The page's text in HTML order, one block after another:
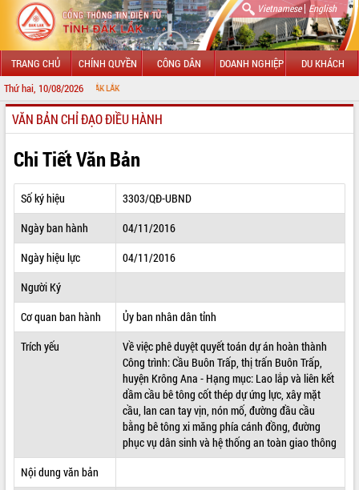
Vietnamese| English
TRANG CHỦ CHÍNH QUYỀN CÔNG DÂN DOANH NGHIỆP DU KHÁCH
Thứ hai, 10/08/2026
GIỚI THIỆU
LÃNH ĐẠO UBND TỈNH
TIN TỨC SỰ KIỆN
SỞ, BAN, NGÀNH
THÔNG TIN CHỈ ĐẠO ĐIỀU HÀNH
HỆ THỐNG VĂN BẢN
VĂN BẢN HĐND TỈNH
VĂN BẢN CHỈ ĐẠO ĐIỀU HÀNH
Chi Tiết Văn Bản
Số ký hiệu
3303/QĐ-UBND
Ngày ban hành
04/11/2016
Ngày hiệu lực
04/11/2016
Người Ký
Cơ quan ban hành
Ủy ban nhân dân tỉnh
Trích yếu
Về việc phê duyệt quyết toán dự án hoàn thành
Công trình: Cầu Buôn Trấp, thị trấn Buôn Trấp,
huyện Krông Ana - Hạng mục: Lao lắp và liên kết
dầm cầu bê tông cốt thép dự ứng lực, xây mặt
cầu, lan can tay vịn, nón mố, đường đầu cầu
bằng bê tông xi măng phía cánh đồng, đường
phục vụ dân sinh và hệ thống an toàn giao thông
Nội dung văn bản